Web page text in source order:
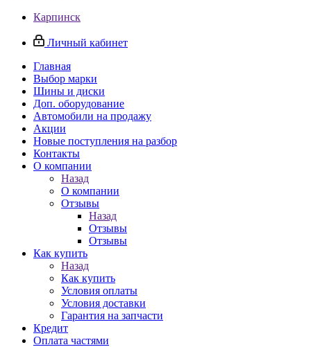
Карпинск
Личный кабинет
Главная
Выбор марки
Шины и диски
Доп. оборудование
Автомобили на продажу
Акции
Новые поступления на разбор
Контакты
О компании
Назад
О компании
Отзывы
Назад
Отзывы
Отзывы
Как купить
Назад
Как купить
Условия оплаты
Условия доставки
Гарантия на запчасти
Кредит
Оплата частями